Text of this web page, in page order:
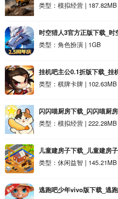
类型：模拟经营 | 187.82MB
时空猎人3官方正版下载_时
卓版
类型：角色扮演 | 1GB
挂机吧主公0.1折版下载_挂
版
类型：棋牌卡牌 | 102.63MB
闪闪喵厨房下载_闪闪喵厨
类型：模拟经营 | 222.28MB
儿童建房子下载_儿童建房
类型：休闲益智 | 145.21MB
逃跑吧少年vivo版下载_逃